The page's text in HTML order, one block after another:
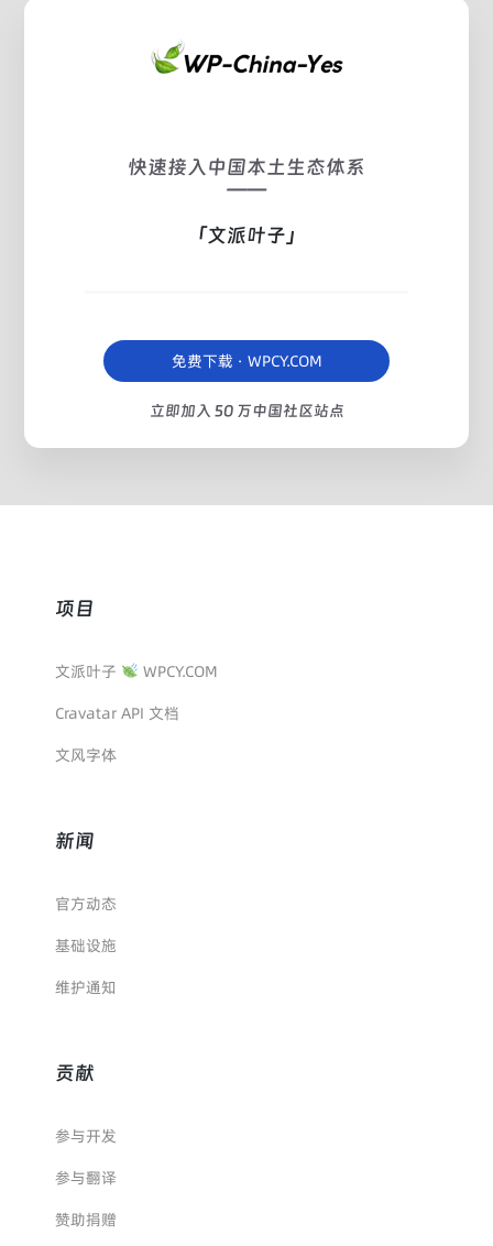
快速接入中国本土生态体系
——
「文派叶子」
免费下载 · WPCY.COM
立即加入 50 万中国社区站点
项目
文派叶子
WPCY.COM
Cravatar API 文档
文风字体
新闻
官方动态
基础设施
维护通知
贡献
参与开发
参与翻译
赞助捐赠